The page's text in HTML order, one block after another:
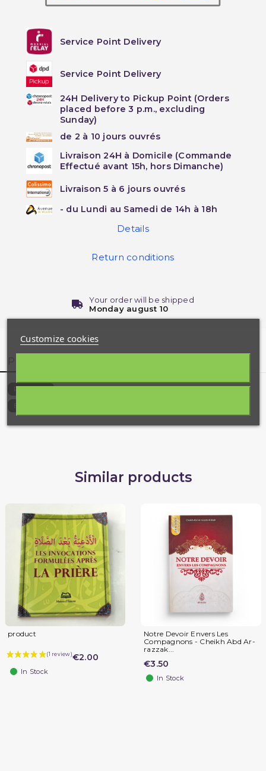
Service Point Delivery
Service Point Delivery
24H Delivery to Pickup Point (Orders
placed before 3 p.m., excluding
Sunday)
de 2 à 10 jours ouvrés
Livraison 24H à Domicile (Commande
Effectué avant 15h, hors Dimanche)
Livraison 5 à 6 jours ouvrés
- du Lundi au Samedi de 14h à 18h
Details
Return conditions
Your order will be shipped
Monday august 10
Product Details
Reference 1689-H
EAN13
Similar products
product
€2.00
In Stock
Notre Devoir Envers Les
Compagnons - Cheikh Abd Ar-
razzak...
€3.50
In Stock
Customize cookies